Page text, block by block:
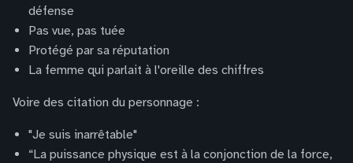
défense
Pas vue, pas tuée
Protégé par sa réputation
La femme qui parlait à l'oreille des chiffres
Voire des citation du personnage :
"Je suis inarrêtable"
“La puissance physique est à la conjonction de la force,